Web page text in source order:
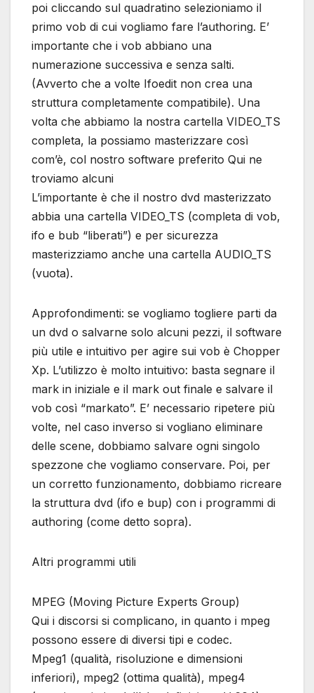
poi cliccando sul quadratino selezioniamo il
primo vob di cui vogliamo fare l’authoring. E’
importante che i vob abbiano una
numerazione successiva e senza salti.
(Avverto che a volte Ifoedit non crea una
struttura completamente compatibile). Una
volta che abbiamo la nostra cartella VIDEO_TS
completa, la possiamo masterizzare così
com’è, col nostro software preferito Qui ne
troviamo alcuni
L’importante è che il nostro dvd masterizzato
abbia una cartella VIDEO_TS (completa di vob,
ifo e bub “liberati”) e per sicurezza
masterizziamo anche una cartella AUDIO_TS
(vuota).
Approfondimenti: se vogliamo togliere parti da
un dvd o salvarne solo alcuni pezzi, il software
più utile e intuitivo per agire sui vob è Chopper
Xp. L’utilizzo è molto intuitivo: basta segnare il
mark in iniziale e il mark out finale e salvare il
vob così “markato”. E’ necessario ripetere più
volte, nel caso inverso si vogliano eliminare
delle scene, dobbiamo salvare ogni singolo
spezzone che vogliamo conservare. Poi, per
un corretto funzionamento, dobbiamo ricreare
la struttura dvd (ifo e bup) con i programmi di
authoring (come detto sopra).
Altri programmi utili
MPEG (Moving Picture Experts Group)
Qui i discorsi si complicano, in quanto i mpeg
possono essere di diversi tipi e codec.
Mpeg1 (qualità, risoluzione e dimensioni
inferiori), mpeg2 (ottima qualità), mpeg4